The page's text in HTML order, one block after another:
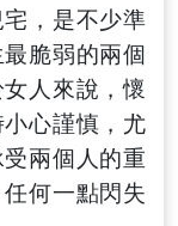
，是不少準
脆弱的兩個
人來說，懷
心謹慎，尤
兩個人的重
何一點閃失